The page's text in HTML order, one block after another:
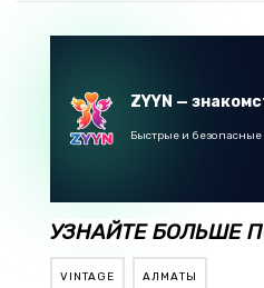
УЗНАЙТЕ БОЛЬШЕ
VINTAGE АЛМАТЫ